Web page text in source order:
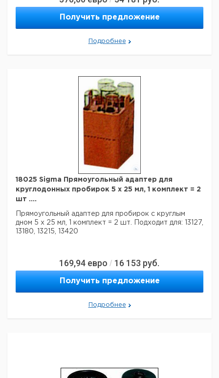
Получить предложение
Подробнее
18025 Sigma Прямоугольный адаптер для
круглодонных пробирок 5 х 25 мл, 1 комплект = 2
шт ....
Прямоугольный адаптер для пробирок с круглым
дном 5 х 25 мл,
1 комплект = 2 шт.
Подходит для: 13127,
13180, 13215, 13420
169,94 евро / 16 153 руб.
Получить предложение
Подробнее